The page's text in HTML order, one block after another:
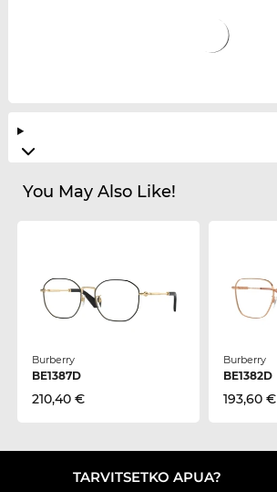
You May Also Like!
Burberry
BE1387D
210,40 €
Burberry
BE1382D
193,60 €
TARVITSETKO APUA?